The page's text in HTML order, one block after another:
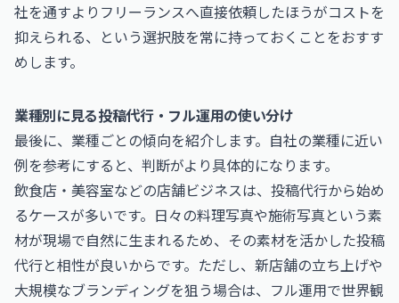
社を通すよりフリーランスへ直接依頼したほうがコストを
抑えられる、という選択肢を常に持っておくことをおすす
めします。
業種別に見る投稿代行・フル運用の使い分け
最後に、業種ごとの傾向を紹介します。自社の業種に近い
例を参考にすると、判断がより具体的になります。
飲食店・美容室などの店舗ビジネスは、投稿代行から始め
るケースが多いです。日々の料理写真や施術写真という素
材が現場で自然に生まれるため、その素材を活かした投稿
代行と相性が良いからです。ただし、新店舗の立ち上げや
大規模なブランディングを狙う場合は、フル運用で世界観